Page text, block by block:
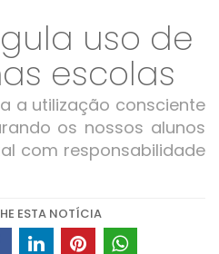
uso de
escolas
a utilização consciente
os nossos alunos
com responsabilidade
ESTA NOTÍCIA